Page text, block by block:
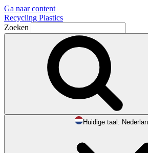
Ga naar content
Recycling Plastics
Zoeken
Huidige taal: